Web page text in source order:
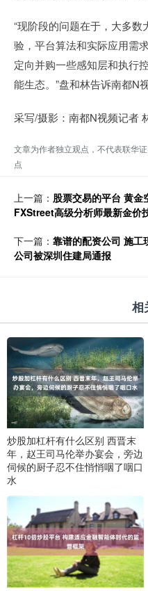
“现阶段的问题在于，大多
验，平台算法和实际应用需
定向并购一些感知层和执行
能生态。”盘和林告诉南都N
采写/摄影：南都N视频记者
文章为作者独立观点，不代表联华
点
上一篇： 股票交易的平台 黄金
FXStreet高级分析师最新金价
下一篇： 靠谱的配资公司 施工
公司被深圳住建局通报
相
炒股加杠杆有什么区别 西晋末
年，赵王司马伦举办宴会，旁边
伺候的厨子忍不住悄悄咽了咽口
水